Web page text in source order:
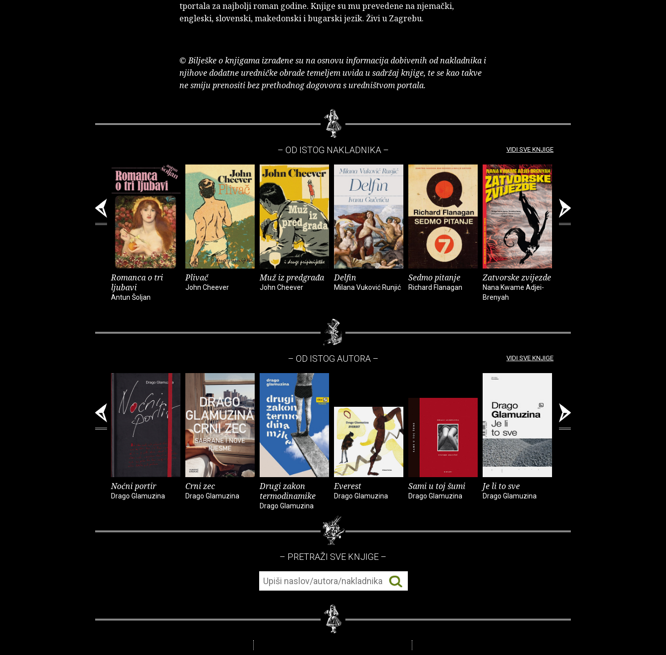
tportala za najbolji roman godine. Knjige su mu prevedene na njemački,
engleski, slovenski, makedonski i bugarski jezik. Živi u Zagrebu.
© Bilješke o knjigama izrađene su na osnovu informacija dobivenih od nakladnika i
njihove dodatne uredničke obrade temeljem uvida u sadržaj knjige, te se kao takve
ne smiju prenositi bez prethodnog dogovora s uredništvom portala.
– OD ISTOG NAKLADNIKA –
Romanca o tri
ljubavi
Antun Šoljan
Plivač
John Cheever
Muž iz predgrađa
John Cheever
Delfin
Milana Vuković Runjić
Sedmo pitanje
Richard Flanagan
Zatvorske zvijezde
Nana Kwame Adjei-
Brenyah
VIDI SVE KNJIGE
– OD ISTOG AUTORA –
Noćni portir
Drago Glamuzina
Crni zec
Drago Glamuzina
Drugi zakon
termodinamike
Drago Glamuzina
Everest
Drago Glamuzina
Sami u toj šumi
Drago Glamuzina
Je li to sve
Drago Glamuzina
VIDI SVE KNJIGE
– PRETRAŽI SVE KNJIGE –